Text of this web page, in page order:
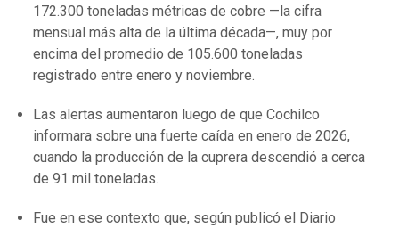
172.300 toneladas métricas de cobre —la cifra
mensual más alta de la última década—, muy por
encima del promedio de 105.600 toneladas
registrado entre enero y noviembre.
Las alertas aumentaron luego de que Cochilco
informara sobre una fuerte caída en enero de 2026,
cuando la producción de la cuprera descendió a cerca
de 91 mil toneladas.
Fue en ese contexto que, según publicó el Diario